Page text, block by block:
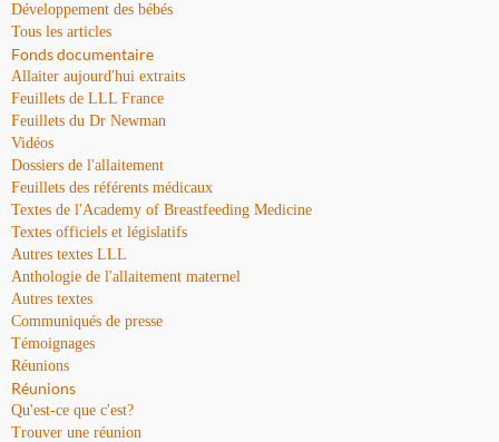
Développement des bébés
Tous les articles
Fonds documentaire
Allaiter aujourd'hui extraits
Feuillets de LLL France
Feuillets du Dr Newman
Vidéos
Dossiers de l'allaitement
Feuillets des référents médicaux
Textes de l'Academy of Breastfeeding Medicine
Textes officiels et législatifs
Autres textes LLL
Anthologie de l'allaitement maternel
Autres textes
Communiqués de presse
Témoignages
Réunions
Réunions
Qu'est-ce que c'est?
Trouver une réunion